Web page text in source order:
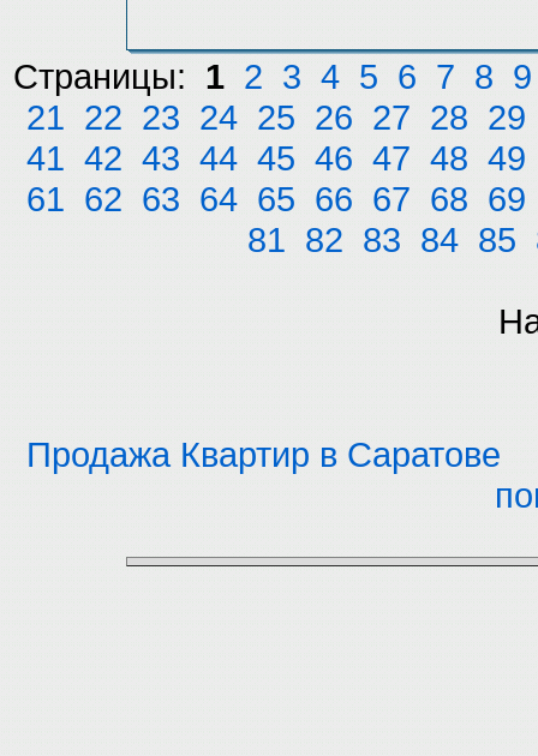
Страницы: 1 2 3 4 5 6 7 8 9
21 22 23 24 25 26 27 28 29
41 42 43 44 45 46 47 48 49
61 62 63 64 65 66 67 68 69
81 82 83 84 85
Продажа Квартир в Саратове